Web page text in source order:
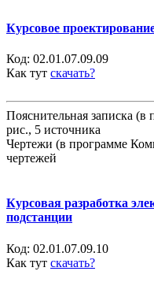
Курсовое
Код: 02.01.07.09.09
Как тут скачать?
Пояснительная записка (в
рис., 5 источника
Чертежи (в программе
чертежей
Курсовая разработка
подстанции
Код: 02.01.07.09.10
Как тут скачать?